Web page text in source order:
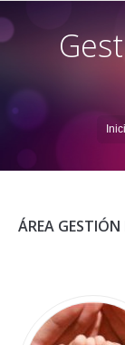
ÁREA GESTIÓN